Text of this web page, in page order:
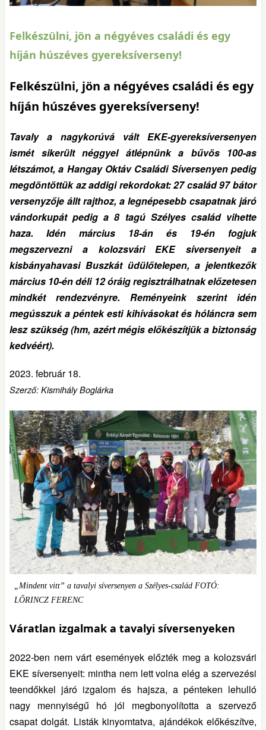
Felkészülni, jön a négyéves családi és egy
híján húszéves gyereksíverseny!
Felkészülni, jön a négyéves családi és egy
híján húszéves gyereksíverseny!
Tavaly a nagykorúvá vált EKE-gyereksíversenyen
ismét sikerült néggyel átlépnünk a bűvös 100-as
létszámot, a Hangay Oktáv Családi Síversenyen pedig
megdöntöttük az addigi rekordokat: 27 család 97 bátor
versenyzője állt rajthoz, a legnépesebb csapatnak járó
vándorkupát pedig a 8 tagú Szélyes család vihette
haza. Idén március 18-án és 19-én fogjuk
megszervezni a kolozsvári EKE síversenyeit a
kisbányahavasi Buszkát üdülőtelepen, a jelentkezők
március 10-én déli 12 óráig regisztrálhatnak előzetesen
mindkét rendezvényre. Reményeink szerint idén
megússzuk a péntek esti kihívásokat és hóláncra sem
lesz szükség (hm, azért mégis előkészítjük a biztonság
kedvéért).
2023. február 18.
Szerző: Kismihály Boglárka
„Mindent vitt” a tavalyi síversenyen a Szélyes-család FOTÓ:
LŐRINCZ FERENC
Váratlan izgalmak a tavalyi síversenyeken
2022-ben nem várt események előzték meg a kolozsvári
EKE síversenyeit: mintha nem lett volna elég a szervezési
teendőkkel járó izgalom és hajsza, a pénteken lehulló
nagy mennyiségű hó jól megbonyolította a szervező
csapat dolgát. Listák kinyomtatva, ajándékok előkészítve,